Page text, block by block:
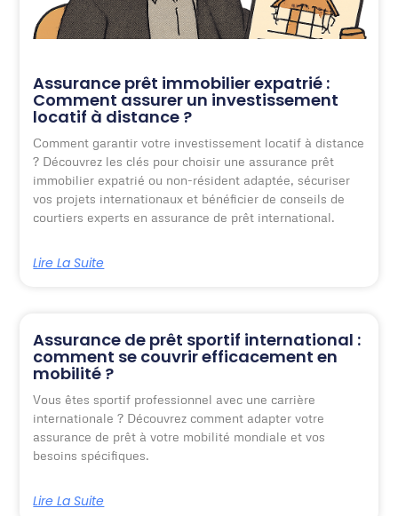
Assurance prêt immobilier expatrié :
Comment assurer un investissement
locatif à distance ?
Comment garantir votre investissement locatif à distance
? Découvrez les clés pour choisir une assurance prêt
immobilier expatrié ou non-résident adaptée, sécuriser
vos projets internationaux et bénéficier de conseils de
courtiers experts en assurance de prêt international.
Lire La Suite
Assurance de prêt sportif international :
comment se couvrir efficacement en
mobilité ?
Vous êtes sportif professionnel avec une carrière
internationale ? Découvrez comment adapter votre
assurance de prêt à votre mobilité mondiale et vos
besoins spécifiques.
Lire La Suite